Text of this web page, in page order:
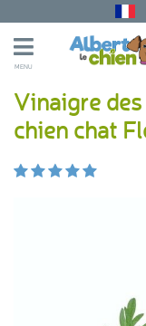
MENU
Vinaigre
chien chat